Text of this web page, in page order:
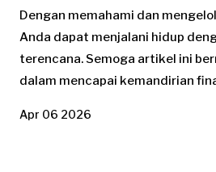
Dengan memahami dan
Anda dapat menjalani hidup
terencana. Semoga artikel ini
dalam mencapai kemandirian
Apr 06 2026